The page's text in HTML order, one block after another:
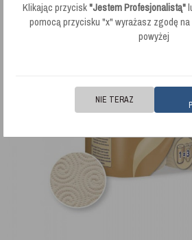
Klikając przycisk"Jestem Profesjonalistą"
pomocą przycisku "x" wyrażasz zgodę
powyżej
NIE TERAZ